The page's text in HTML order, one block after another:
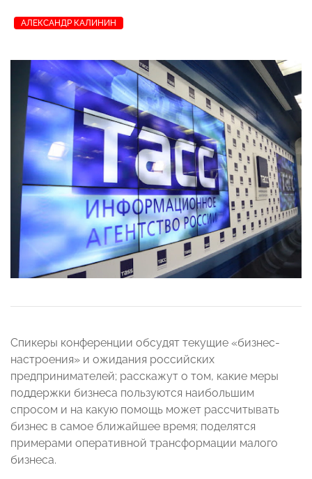
АЛЕКСАНДР КАЛИНИН
Спикеры конференции обсудят текущие «бизнес-
настроения» и ожидания российских
предпринимателей; расскажут о том, какие меры
поддержки бизнеса пользуются наибольшим
спросом и на какую помощь может рассчитывать
бизнес в самое ближайшее время; поделятся
примерами оперативной трансформации малого
бизнеса.